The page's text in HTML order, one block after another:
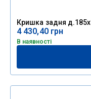
Кришка задня
4 430,40 грн
В наявності